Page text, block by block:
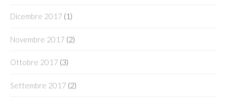
Dicembre 2017 (1)
Novembre 2017 (2)
Ottobre 2017 (3)
Settembre 2017 (2)